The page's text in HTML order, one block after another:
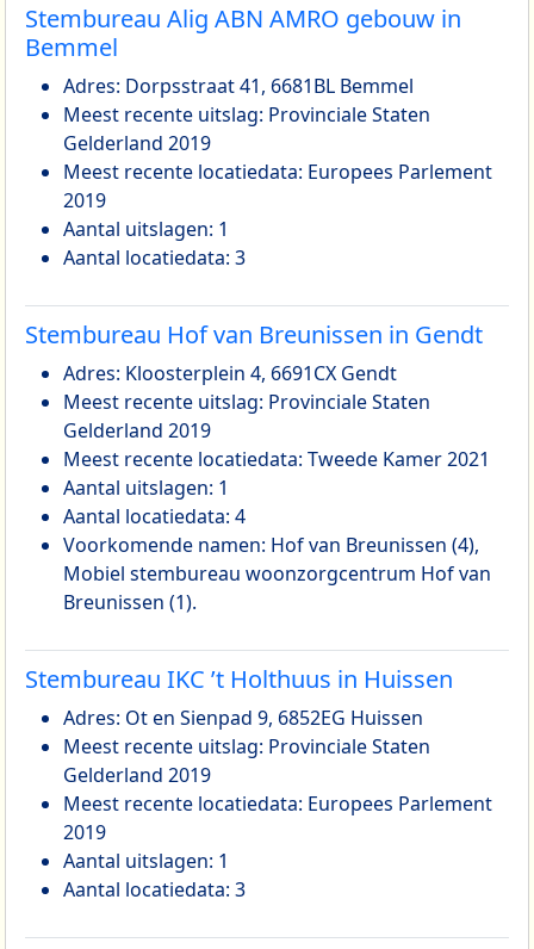
Stembureau Alig ABN AMRO gebouw in
Bemmel
Adres: Dorpsstraat 41, 6681BL Bemmel
Meest recente uitslag: Provinciale Staten
Gelderland 2019
Meest recente locatiedata: Europees Parlement
2019
Aantal uitslagen: 1
Aantal locatiedata: 3
Stembureau Hof van Breunissen in Gendt
Adres: Kloosterplein 4, 6691CX Gendt
Meest recente uitslag: Provinciale Staten
Gelderland 2019
Meest recente locatiedata: Tweede Kamer 2021
Aantal uitslagen: 1
Aantal locatiedata: 4
Voorkomende namen: Hof van Breunissen (4),
Mobiel stembureau woonzorgcentrum Hof van
Breunissen (1).
Stembureau IKC ’t Holthuus in Huissen
Adres: Ot en Sienpad 9, 6852EG Huissen
Meest recente uitslag: Provinciale Staten
Gelderland 2019
Meest recente locatiedata: Europees Parlement
2019
Aantal uitslagen: 1
Aantal locatiedata: 3